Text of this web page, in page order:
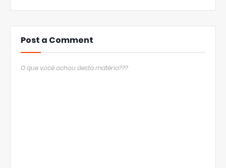
Post a Comment
O que você achou desta matéria???